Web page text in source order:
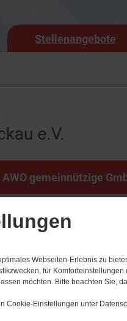
Webseiten-Erlebnis zu
für
möchten. Bitte beachten Sie,
Cookie-Einstellungen unter
Stellenangebote
AWO gemeinnützige